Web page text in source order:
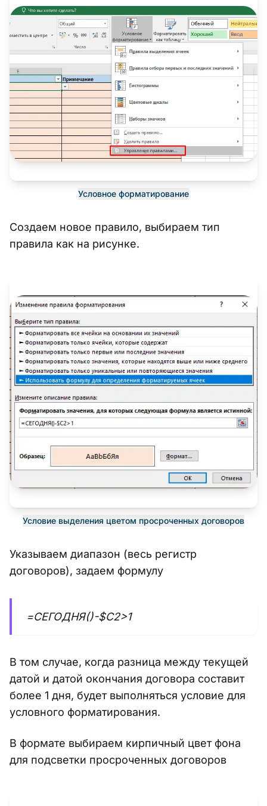
Условное форматирование
Создаем новое правило, выбираем тип
правила как на рисунке.
Условие выделения цветом просроченных договоров
Указываем диапазон (весь регистр
договоров), задаем формулу
=СЕГОДНЯ()-$C2>1
В том случае, когда разница между текущей
датой и датой окончания договора составит
более 1 дня, будет выполняться условие для
условного форматирования.
В формате выбираем кирпичный цвет фона
для подсветки просроченных договоров